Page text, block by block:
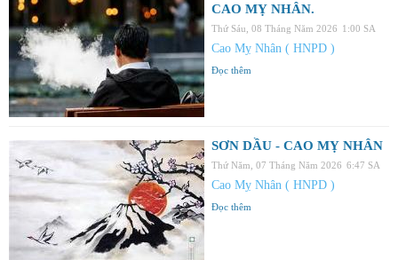
CAO MỴ NHÂN.
Thứ Sáu, 08 Tháng Năm 2026 1:00 SA
Cao Mỵ Nhân ( HNPD )
Đọc thêm
SƠN DẦU - CAO MỴ NHÂN
Thứ Năm, 07 Tháng Năm 2026 6:47 SA
Cao Mỵ Nhân ( HNPD )
Đọc thêm